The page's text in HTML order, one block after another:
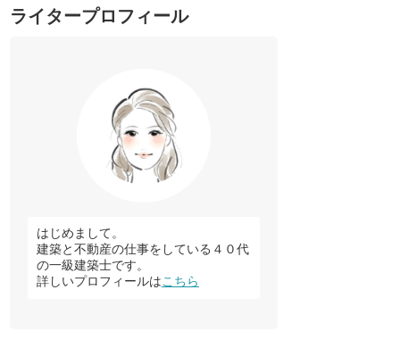
ライタープロフィール
はじめまして。
建築と不動産の仕事をしている４０代
の一級建築士です。
詳しいプロフィールはこちら